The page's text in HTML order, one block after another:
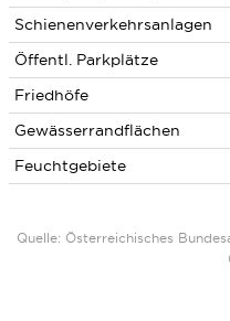
Schienenverkehrsanlagen
Öffentl. Parkplätze
Friedhöfe
Gewässerrandflächen
Feuchtgebiete
Quelle: Österreichisches